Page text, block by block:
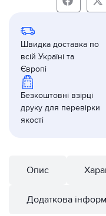
Швидка доставка по
всій Україні та
Європі
Безкоштовні взірці
друку для перевірки
якості
Опис
Додаткова